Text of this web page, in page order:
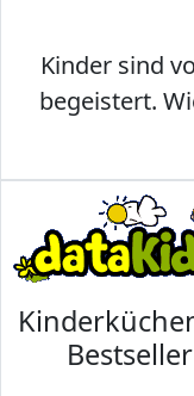
Kinder sind
begeistert.